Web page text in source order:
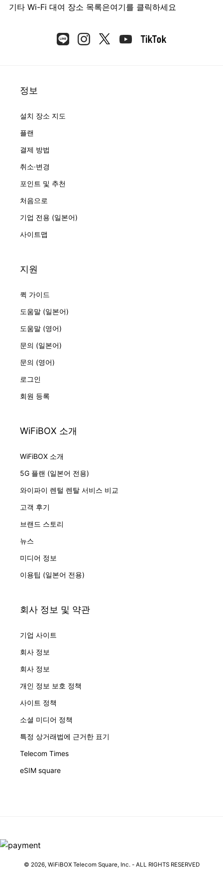
기타 Wi-Fi 대여 장소 목록은여기를 클릭하세요
정보
설치 장소 지도
플랜
결제 방법
취소·변경
포인트 및 추천
처음으로
기업 전용 (일본어)
사이트맵
지원
퀵 가이드
도움말 (일본어)
도움말 (영어)
문의 (일본어)
문의 (영어)
로그인
회원 등록
WiFiBOX 소개
WiFiBOX 소개
5G 플랜 (일본어 전용)
와이파이 렌털 렌탈 서비스 비교
고객 후기
브랜드 스토리
뉴스
미디어 정보
이용팁 (일본어 전용)
회사 정보 및 약관
기업 사이트
회사 정보
회사 정보
개인 정보 보호 정책
사이트 정책
소셜 미디어 정책
특정 상거래법에 근거한 표기
Telecom Times
eSIM square
© 2026, WiFiBOXTelecom Square, Inc. - ALL RIGHTS RESERVED